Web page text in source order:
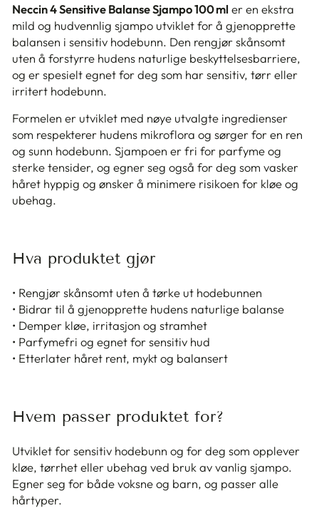
Neccin 4 Sensitive Balanse Sjampo 100 mler en ekstra
mild og hudvennlig sjampo utviklet for å gjenopprette
balansen i sensitiv hodebunn. Den rengjør skånsomt
uten å forstyrre hudens naturlige beskyttelsesbarriere,
og er spesielt egnet for deg som har sensitiv, tørr eller
irritert hodebunn.
Formelen er utviklet med nøye utvalgte ingredienser
som respekterer hudens mikroflora og sørger for en ren
og sunn hodebunn. Sjampoen er fri for parfyme og
sterke tensider, og egner seg også for deg som vasker
håret hyppig og ønsker å minimere risikoen for kløe og
ubehag.
Hva produktet gjør
• Rengjør skånsomt uten å tørke ut hodebunnen
• Bidrar til å gjenopprette hudens naturlige balanse
• Demper kløe, irritasjon og stramhet
• Parfymefri og egnet for sensitiv hud
• Etterlater håret rent, mykt og balansert
Hvem passer produktet for?
Utviklet for sensitiv hodebunn og for deg som opplever
kløe, tørrhet eller ubehag ved bruk av vanlig sjampo.
Egner seg for både voksne og barn, og passer alle
hårtyper.